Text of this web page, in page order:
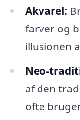
Akvarel:
farver og
illusionen
Neo-
af den
ofte